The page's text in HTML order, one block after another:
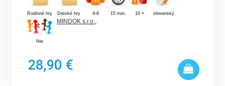
Rodinné hry Detské hry 4-8 15 min. 10 + slovenský
Nie
MINDOK s.r.o.,
28,90 €